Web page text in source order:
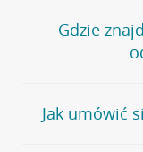
Jeśli szukasz
stronęPlacówki i
wygodna
oddziałów
Gdzie
Bank Credit
telefonu do
Jak umówić